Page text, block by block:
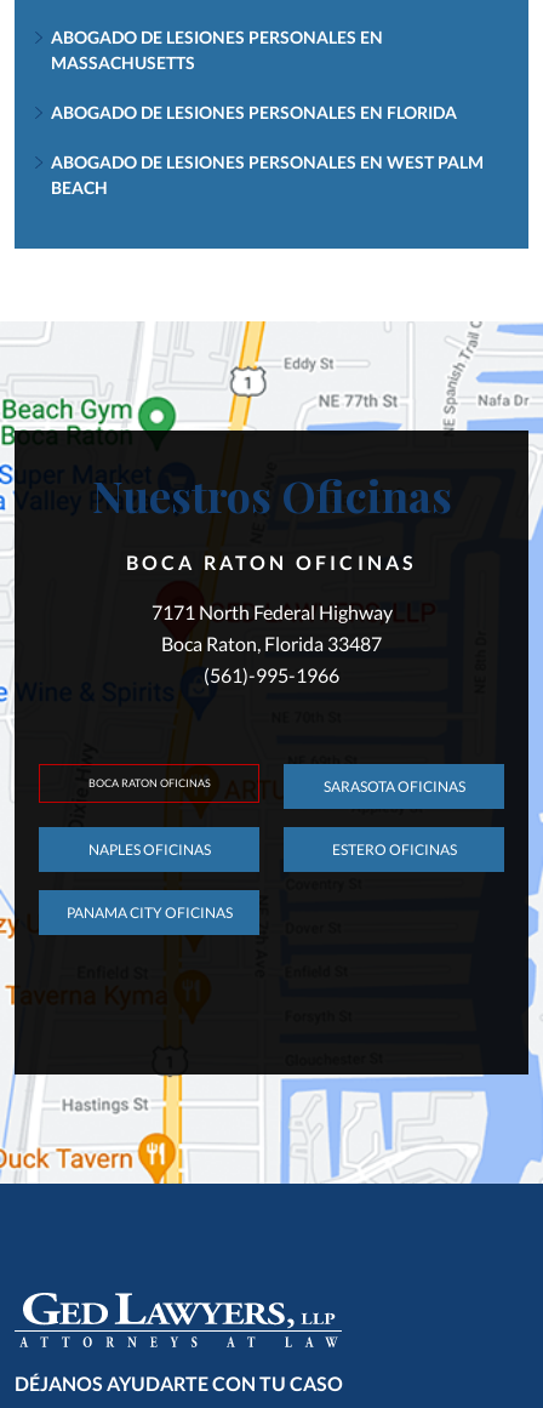
ABOGADO DE LESIONES PERSONALES EN
MASSACHUSETTS
ABOGADO DE LESIONES PERSONALES EN FLORIDA
ABOGADO DE LESIONES PERSONALES EN WEST PALM
BEACH
Nuestros Oficinas
BOCA RATON OFICINAS
7171 North Federal Highway
Boca Raton, Florida 33487
(561)-995-1966
BOCA RATON OFICINAS SARASOTA OFICINAS
NAPLES OFICINAS ESTERO OFICINAS
PANAMA CITY OFICINAS
DÉJANOS AYUDARTE CON TU CASO